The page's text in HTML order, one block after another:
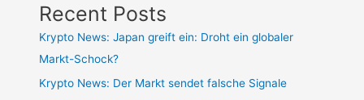
Recent Posts
Krypto News: Japan greift ein: Droht ein globaler
Markt-Schock?
Krypto News: Der Markt sendet falsche Signale